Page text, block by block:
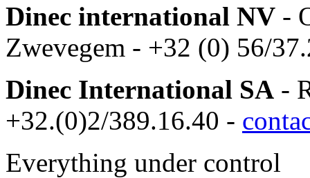
Dinec international NV -
Zwevegem - +32 (0) 56/
Dinec International SA -
+32.(0)2/389.16.40 -
Everything under control